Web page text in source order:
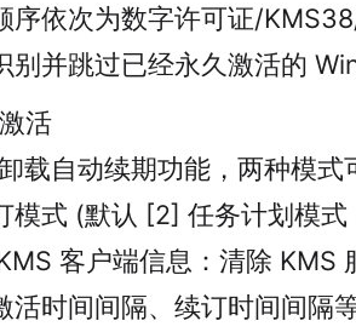
序依次为数字许可证/
别并跳过已经永久激活的
活
载自动续期功能，两种模式
模式 (默认 [2] 任务计划模式
客户端信息：清除 KMS
活时间间隔、续订时间间隔